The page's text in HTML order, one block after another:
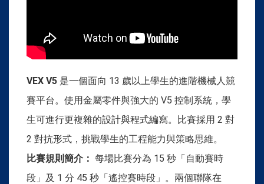
VEX V5 是一個面向 13 歲以上學生的進階機械人競
賽平台。使用金屬零件與強大的 V5 控制系統，學
生可進行更複雜的設計與程式編寫。比賽採用 2 對
2 對抗形式，挑戰學生的工程能力與策略思維。
比賽規則簡介： 每場比賽分為 15 秒「自動賽時
段」及 1 分 45 秒「遙控賽時段」。兩個聯隊在